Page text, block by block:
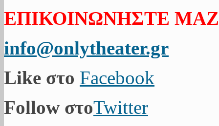
ΕΠΙΚΟΙΝΩΝΗΣΤΕ
info@onlytheater.gr
Like στο Facebook
Follow στοTwitter